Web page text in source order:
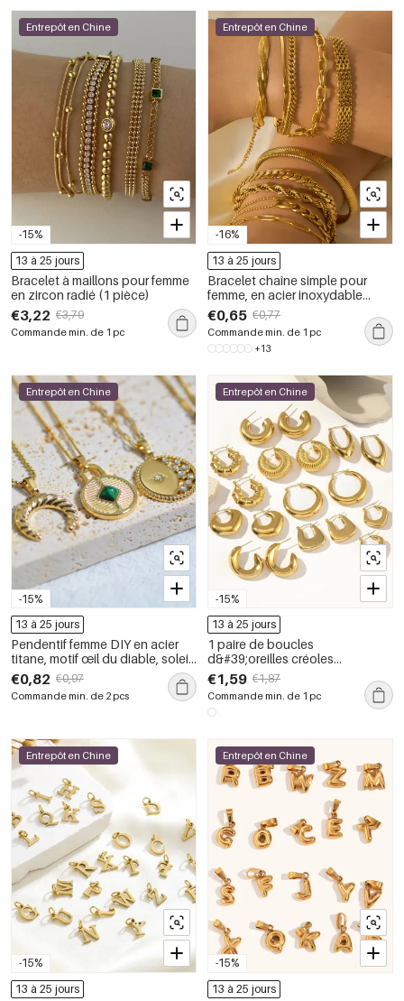
-15%
Entrepôt en Chine
13 à 25 jours
Bracelet à maillons pour femme
en zircon radié (1 pièce)
€3,22 €3,79
Commande min. de 1 pc
-16%
Entrepôt en Chine
13 à 25 jours
Bracelet chaîne simple pour
femme, en acier inoxydable
étanche, couleur or (1 pièce).
€0,65 €0,77
Commande min. de 1 pc
+13
-15%
Entrepôt en Chine
13 à 25 jours
Pendentif femme DIY en acier
titane, motif œil du diable, soleil
et lune, couronne, à monter soi-
même
€0,82 €0,97
Commande min. de 2 pcs
-15%
Entrepôt en Chine
13 à 25 jours
1 paire de boucles
d&#39;oreilles créoles
modernes pour femmes, en acier
inoxydable étanche, couleur or.
€1,59 €1,87
Commande min. de 1 pc
-15%
Entrepôt en Chine
13 à 25 jours
-15%
Entrepôt en Chine
13 à 25 jours